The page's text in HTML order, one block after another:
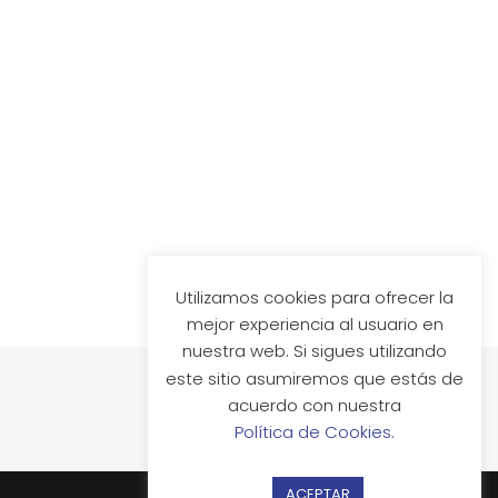
Utilizamos cookies para ofrecer la
mejor experiencia al usuario en
nuestra web. Si sigues utilizando
este sitio asumiremos que estás de
acuerdo con nuestra
Política de Cookies.